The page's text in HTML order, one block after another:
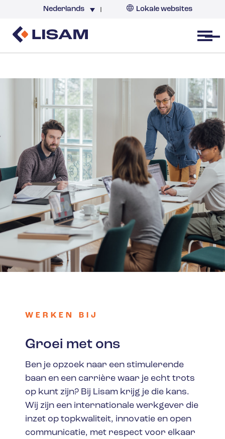
Nederlands Lokale websites
Open menu
WERKEN BIJ
Groei met ons
Ben je opzoek naar een stimulerende
baan en een carrière waar je echt trots
op kunt zijn? Bij Lisam krijg je die kans.
Wij zijn een internationale werkgever die
inzet op topkwaliteit, innovatie en open
communicatie, met respect voor elkaar